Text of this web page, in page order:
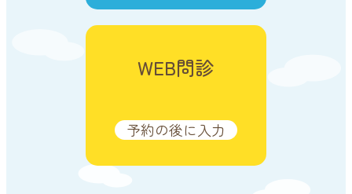
WEB問診
予約の後に入力